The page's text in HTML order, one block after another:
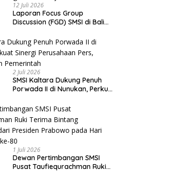
12 Juli 2026
Laporan Focus Group
Discussion (FGD) SMSI di Bali
Internasional Indonesia (PFII)
Ingatkan Risiko Regulatory
Arbitrage dan Penghindaran
Pajak
2 Juli 2026
SMSI Kaltara Dukung Penuh
Porwada II di Nunukan, Perkuat
Wartawan dan Pemerintah
1 Juli 2026
Dewan Pertimbangan SMSI
Pusat Taufiequrachman Ruki